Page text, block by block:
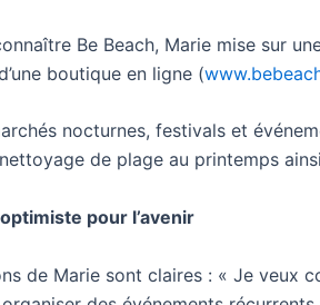
Be Beach, Marie mise sur
boutique en ligne (
nocturnes, festivals et
de plage au printemps
pour l’avenir
de Marie sont claires : « Je veux